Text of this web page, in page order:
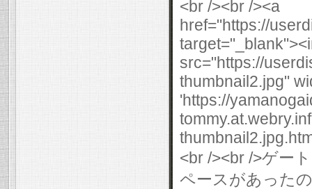
<br /><br /><a
href="https://
src="https://
thumbnail2.jpg"
'https://
<br /><br />ゲー
ペースがあった